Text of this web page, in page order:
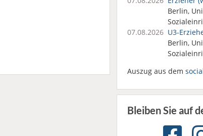
Berlin,
07.08.2026 U3-
Berlin,
Auszug aus dem
Bleiben Sie auf